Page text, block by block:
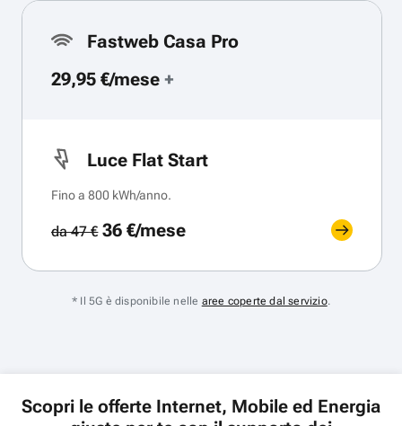
Fastweb Casa Pro
29,95 €/mese +
Luce Flat Start
Fino a 800 kWh/anno.
da 47 €36 €/mese
* Il 5G è disponibile nelle aree coperte dal servizio.
Scopri le offerte Internet, Mobile ed Energia